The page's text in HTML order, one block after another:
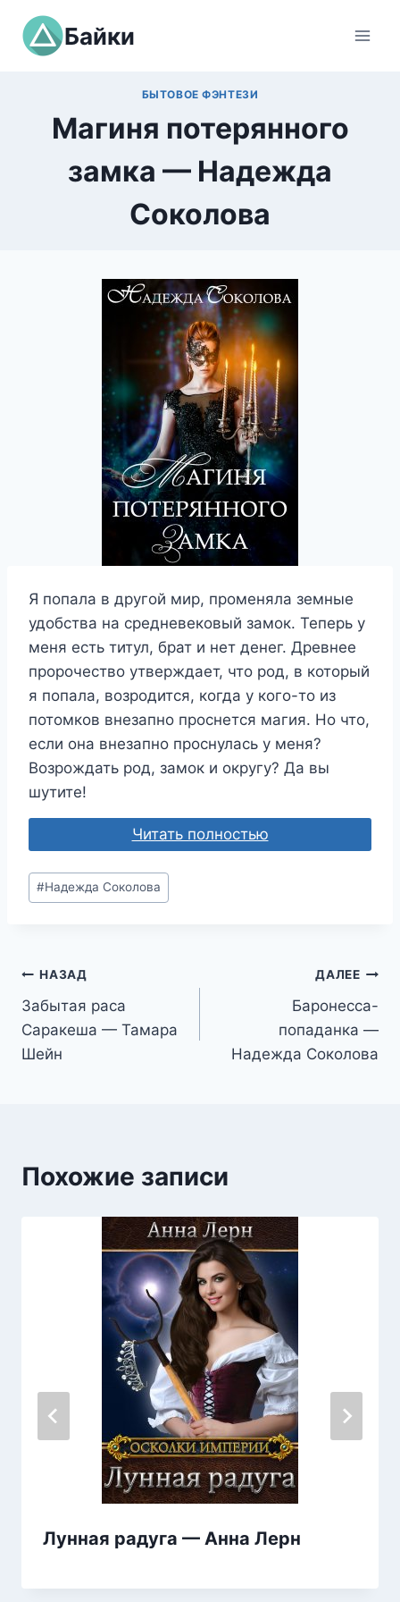
Перейти
содержимому
Байки
БЫТОВОЕ ФЭНТЕЗИ
Магиня потерянного
замка — Надежда
Соколова
Я попала в другой мир, променяла земные
удобства на средневековый замок. Теперь у
меня есть титул, брат и нет денег. Древнее
пророчество утверждает, что род, в который
я попала, возродится, когда у кого-то из
потомков внезапно проснется магия. Но что,
если она внезапно проснулась у меня?
Возрождать род, замок и округу? Да вы
шутите!
Читать полностью
Метки
записи:
#Надежда Соколова
Навигация
по
записям
НАЗАД
Забытая раса
Саракеша — Тамара
Шейн
ДАЛЕЕ
Баронесса-
попаданка —
Надежда Соколова
Похожие записи
Лунная радуга — Анна Лерн